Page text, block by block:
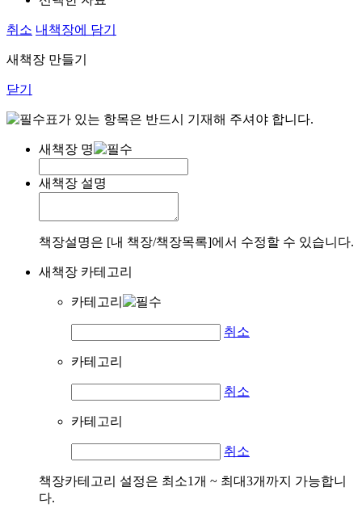
취소 내책장에 담기
새책장 만들기
닫기
표가 있는 항목은 반드시 기재해 주셔야 합니다.
새책장 명
새책장 설명
책장설명은 [내 책장/책장목록]에서 수정할 수 있습니다.
새책장 카테고리
카테고리
취소
카테고리
취소
카테고리
취소
책장카테고리 설정은 최소1개 ~ 최대3개까지 가능합니
다.